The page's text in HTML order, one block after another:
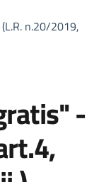
n.20/2019,
-